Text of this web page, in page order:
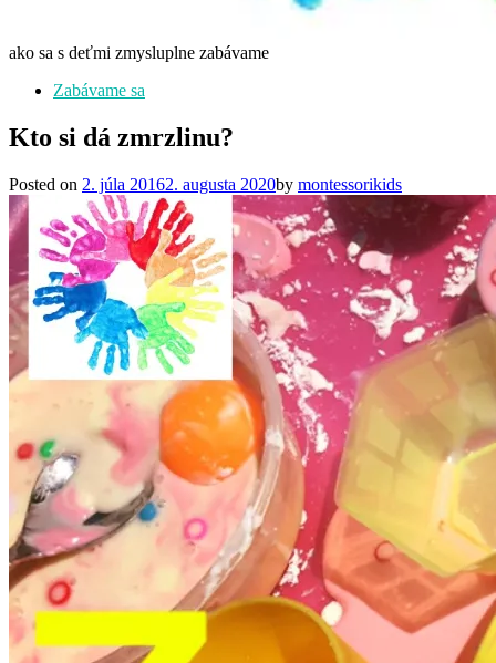
ako sa s deťmi zmysluplne zabávame
Zabávame sa
Kto si dá zmrzlinu?
Posted on 2. júla 20162. augusta 2020by montessorikids